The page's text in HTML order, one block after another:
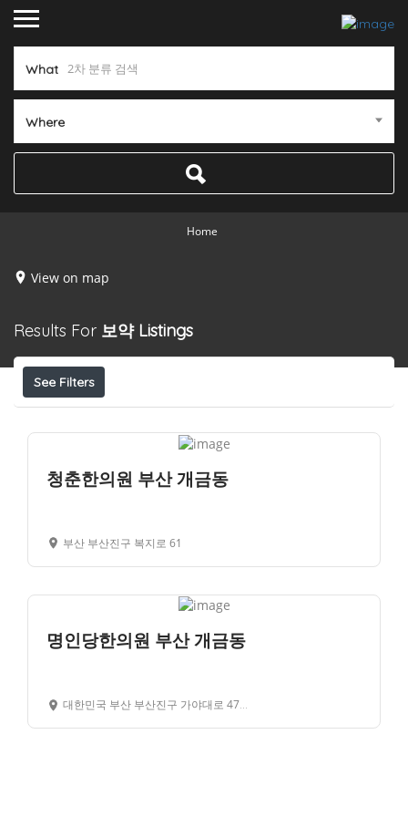
What
Where
Home
View on map
Results For 보약 Listings
See Filters
청춘한의원 부산 개금동
부산 부산진구 복지로 61
명인당한의원 부산 개금동
대한민국 부산 부산진구 가야대로 474 3 층